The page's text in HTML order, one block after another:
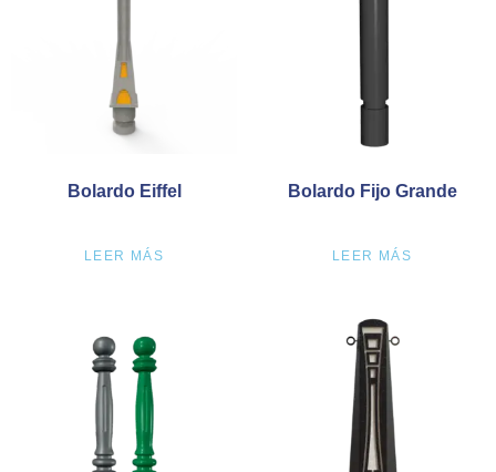
Bolardo Eiffel
LEER MÁS
Bolardo Fijo Grande
LEER MÁS